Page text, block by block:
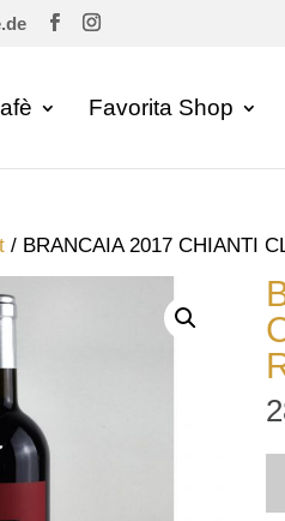
Favorita Shop
/ BRANCAIA 2017 CHIANTI